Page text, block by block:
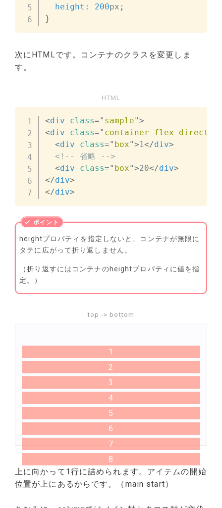
height : 200px ;
}
次にHTMLです。コンテナのクラスを変更しま
す。
HTML
<div class=" sample">
<div class=" container flex
<div class=" box">1 </div>
<!-- 省略 -->
<div class=" box">20</div>
</div>
</div>
heightプロパティを指定しないと、コンテナが無限に
タテに広がって折り返しません。
（折り返すにはコンテナのheightプロパティに値を指
定。）
top -> bottom
1
2
3
4
5
6
7
8
上に向かって1行に詰められます。アイテムの開始
位置が上にあるからです。（main start）